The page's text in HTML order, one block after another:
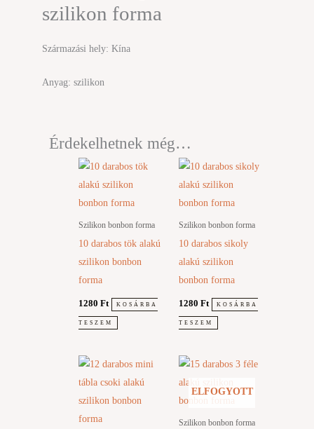
szilikon forma
Származási hely: Kína
Anyag: szilikon
Érdekelhetnek még…
Szilikon bonbon forma
10 darabos tök alakú
szilikon bonbon
forma
1280 Ft KOSÁRBA
TESZEM
Szilikon bonbon forma
10 darabos sikoly
alakú szilikon
bonbon forma
1280 Ft KOSÁRBA
TESZEM
ELFOGYOTT
Szilikon bonbon forma